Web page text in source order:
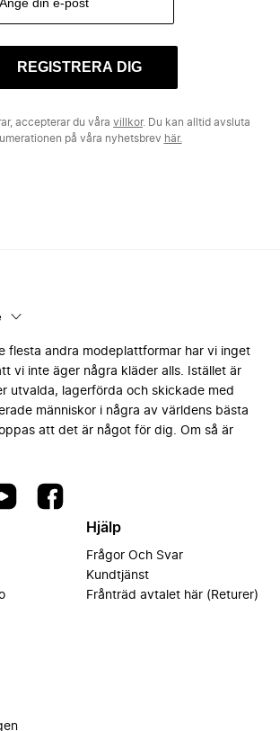
REGISTRERA DIG
accepterar du våra villkor. Du kan alltid avsluta
på våra nyhetsbrev här.
flesta andra modeplattformar har vi inget
vi inte äger några kläder alls. Istället är
utvalda, lagerförda och skickade med
människor i några av världens bästa
att det är något för dig. Om så är
Hjälp
Frågor Och Svar
Kundtjänst
Frånträd avtalet här (Returer)